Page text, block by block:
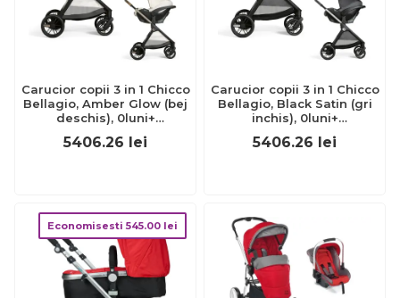
Carucior copii 3 in 1 Chicco
Bellagio, Amber Glow (bej
deschis), 0luni+
CHC8713650+8713750+8714650-
8
5406.26 lei
Carucior copii 3 in 1 Chicco
Bellagio, Black Satin (gri
inchis), 0luni+
8
5406.26 lei
Economisesti 545.00 lei